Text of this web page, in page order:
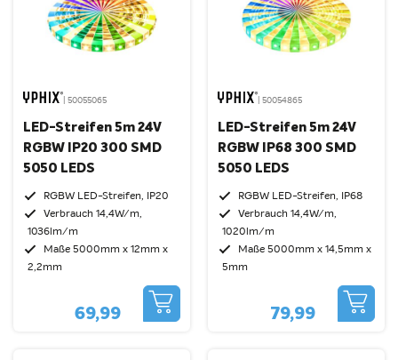
| 50055065
LED-Streifen 5m 24V
RGBW IP20 300 SMD
5050 LEDS
RGBW LED-Streifen, IP20
Verbrauch 14,4W/m,
1036lm/m
Maße 5000mm x 12mm x
2,2mm
69,99
| 50054865
LED-Streifen 5m 24V
RGBW IP68 300 SMD
5050 LEDS
RGBW LED-Streifen, IP68
Verbrauch 14,4W/m,
1020lm/m
Maße 5000mm x 14,5mm x
5mm
79,99